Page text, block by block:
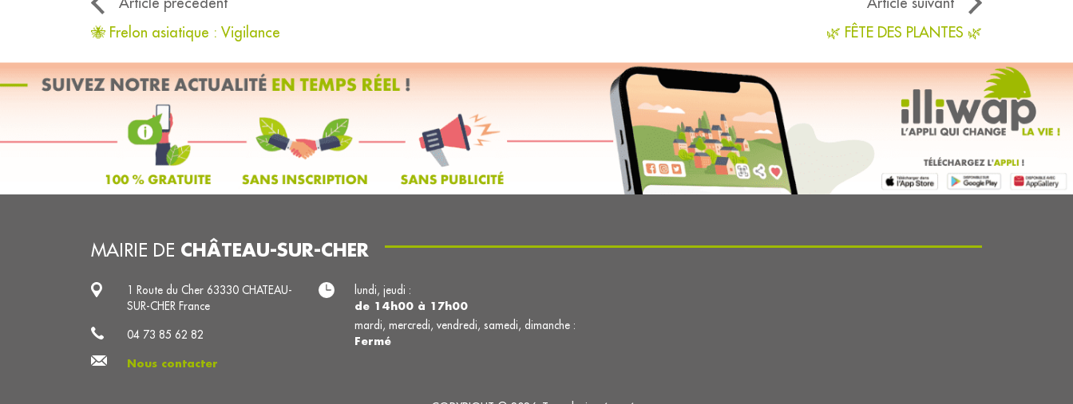
🐝 Frelon asiatique : Vigilance
🌿 FÊTE DES PLANTES 🌿
MAIRIE DE CHÂTEAU-SUR-CHER
1 Route du Cher 63330 CHATEAU-
SUR-CHER France
04 73 85 62 82
Nous contacter
lundi, jeudi :
de 14h00 à 17h00
mardi, mercredi, vendredi, samedi, dimanche :
Fermé